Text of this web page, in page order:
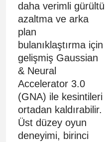
daha verimli gürültü
azaltma ve arka
plan
bulanıklaştırma için
gelişmiş Gaussian
& Neural
Accelerator 3.0
(GNA) ile kesintileri
ortadan kaldırabilir.
Üst düzey oyun
deneyimi, birinci